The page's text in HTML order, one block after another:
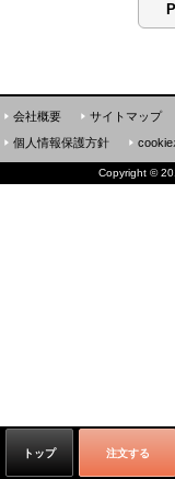
トップ 注文する
会社概要 サイトマップ
個人情報保護方針
cookie
Copyright ©